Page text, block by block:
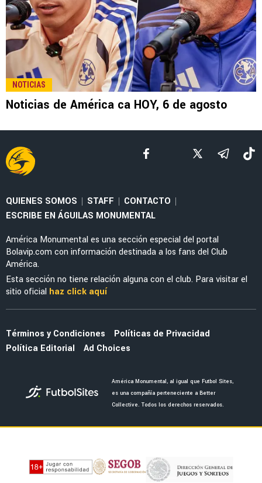
LEE TAMBIÉN
LEAGUES CUP 2026
Guillermo Almada aceptó la presión de
América con tajante mensaje